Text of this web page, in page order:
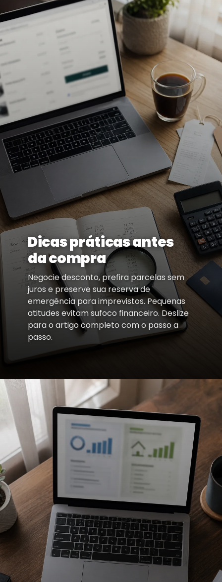
Dicas práticas antes
da compra
Negocie desconto, prefira parcelas sem
juros e preserve sua reserva de
emergência para imprevistos. Pequenas
atitudes evitam sufoco financeiro. Deslize
para o artigo completo com o passo a
passo.